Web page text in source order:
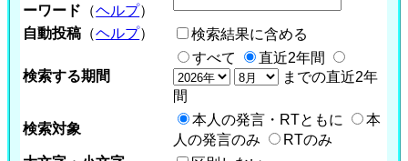
ーワード （ヘルプ）
自動投稿 （ヘルプ） 検索結果に含める
検索する期間
すべて
直近2年間
までの直近2年
間
検索対象
本人の発言・RTともに
本
人の発言のみ
RTのみ